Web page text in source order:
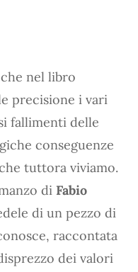
nel libro
precisione i vari
fallimenti delle
conseguenze
tuttora viviamo.
di Fabio
di un pezzo di
raccontata
dei valori